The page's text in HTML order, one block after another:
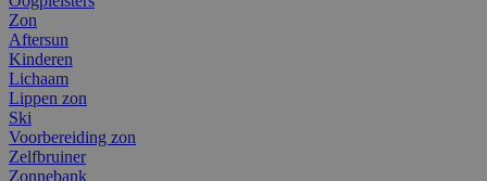
Zon
Aftersun
Kinderen
Lichaam
Lippen zon
Ski
Voorbereiding zon
Zelfbruiner
Zonnebank